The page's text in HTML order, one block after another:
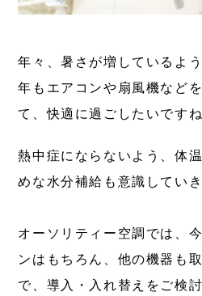
年々、暑さが増しているよ
年もエアコンや扇風機など
て、快適に過ごしたいですね
熱中症にならないよう、体
めな水分補給も意識してい
オーソリティー空調では、
ンはもちろん、他の機器も
で、導入・入れ替えをご検